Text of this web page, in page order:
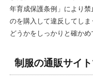
年育成保護条例」により
のを購入して違反してし
どうかをしっかりと確かめ
制服の通販サイ